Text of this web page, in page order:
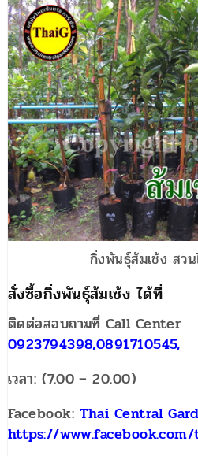
กิ่งพันธุ์ส้มเช้ง สว
สั่งซื้อกิ่งพันธุ์ส้มเช้ง ได้ที่
ติดต่อสอบถามที่ Call Center
0923794398,0891710545,
เวลา: (7.00 – 20.00)
Facebook: Thai Central
https://